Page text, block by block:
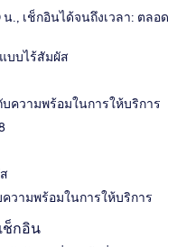
., เช็กอินได้จนถึงเวลา: ตลอด
บบไร้สัมผัส
ความพร้อมในการให้บริการ
วามพร้อมในการให้บริการ
ช็กอิน